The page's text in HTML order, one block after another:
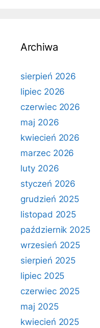
Archiwa
sierpień 2026
lipiec 2026
czerwiec 2026
maj 2026
kwiecień 2026
marzec 2026
luty 2026
styczeń 2026
grudzień 2025
listopad 2025
październik 2025
wrzesień 2025
sierpień 2025
lipiec 2025
czerwiec 2025
maj 2025
kwiecień 2025